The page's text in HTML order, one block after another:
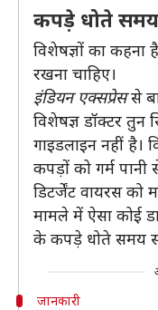
कपड़े धोते समय
विशेषज्ञों का
रखना चाहिए।
इंडियन एक्सप्रेससे
विशेषज्ञ डॉक्टर
गाइडलाइन नहीं है।
कपड़ों को गर्म पानी
डिटर्जेंट वायरस को
मामले में ऐसा कोई
के कपड़े धोते समय
जानकारी